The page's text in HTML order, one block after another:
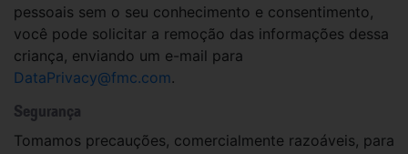
pessoais sem o seu conhecimento e consentimento,
você pode solicitar a remoção das informações dessa
criança, enviando um e-mail para
DataPrivacy@fmc.com.
Segurança
Tomamos precauções, comercialmente razoáveis, para